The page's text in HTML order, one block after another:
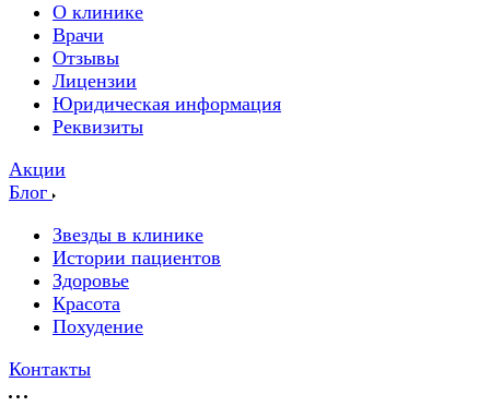
О клинике
Врачи
Отзывы
Лицензии
Юридическая информация
Реквизиты
Акции
Блог
Звезды в клинике
Истории пациентов
Здоровье
Красота
Похудение
Контакты